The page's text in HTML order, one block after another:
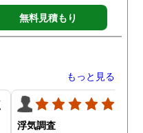
無料見積もり
もっと見る
浮気調査